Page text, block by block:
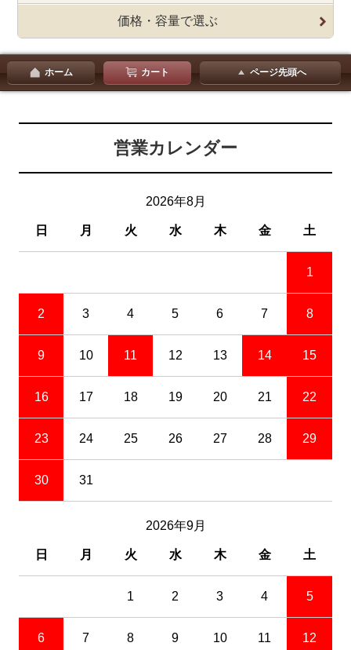
価格・容量で選ぶ
ホーム カート ページ先頭へ
営業カレンダー
2026年8月
日 月 火 水 木 金 土
1
2 3 4 5 6 7 8
9 10 11 12 13 14 15
16 17 18 19 20 21 22
23 24 25 26 27 28 29
30 31
2026年9月
日 月 火 水 木 金 土
1 2 3 4 5
6 7 8 9 10 11 12